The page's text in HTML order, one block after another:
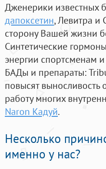
Дженерики известных
дапоксетин, Левитра и
сторону Вашей жизни
Синтетические
энергии спортсменам
БАДы и препараты:
повысят выносливость
работу многих
Naron Кадуй.
Несколько
именно у нас?